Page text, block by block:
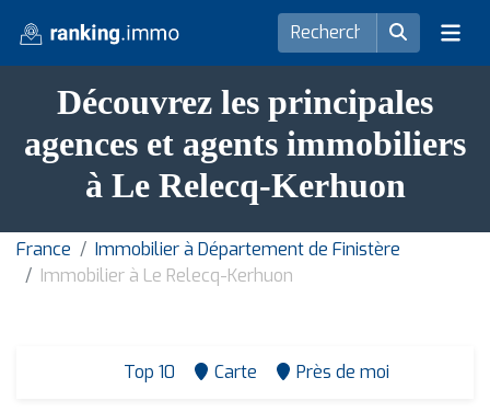
Découvrez les principales
agences et agents immobiliers
à Le Relecq-Kerhuon
France
Immobilier à Département de Finistère
Immobilier à Le Relecq-Kerhuon
Top 10 Carte Près de moi